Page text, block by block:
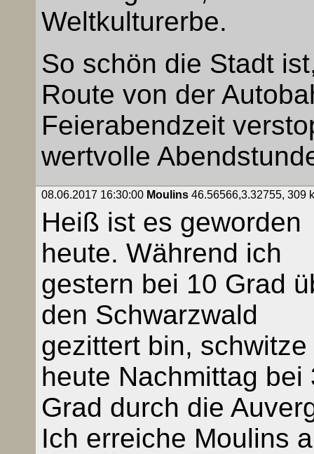
Weltkulturerbe.
So schön die Stadt
Route von der
Feierabendzeit
wertvolle
08.06.2017 16:30:00 Moulins46.56566,3.32755, 309
Heiß ist es geworden
heute. Während ich
gestern bei 10 Grad
den Schwarzwald
gezittert bin, schwitze
heute Nachmittag bei
Grad durch die
Ich erreiche Moulins